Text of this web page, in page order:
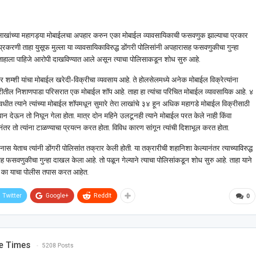
महागड्या मोबाईलचा अपहार करुन एका मोबाईल व्यावसायिकाची फसवणुक झाल्याचा प्रकार
ताहा युसूफ मुल्ला या व्यावसायिकाविरुद्ध डोंगरी पोलिसांनी अपहारासह फसवणुकीचा गुन्हा
पाहिजे आरोपी दाखविण्यात आले असून त्याचा पोलिसाकडून शोध सुरु आहे.
यांचा मोबाईल खरेदी-विक्रीचा व्यवसाय आहे. ते होलसेलमध्ये अनेक मोबाईल विक्रेत्यांना
निशाणपाडा परिसरात एक मोबाईल शॉप आहे. ताहा हा त्यांचा परिचित मोबाईल व्यावसायिक आहे. ४
त्याने त्यांच्या मोबाईल शॉपमधून सुमारे तेरा लाखांचे ३४ हून अधिक महागडे मोबाईल विक्रीसाठी
देऊन तो निघून गेला होता. मात्र दोन महिने उलटूनही त्याने मोबाईल परत केले नाही किंवा
तो त्यांना टाळण्याचा प्रयत्न करत होता. विविध कारण सांगून त्यांची दिशाभूल करत होता.
त्यांनी डोंगरी पोलिसांत तक्रार केली होती. या तक्रारीची शहानिशा केल्यानंतर त्याच्याविरुद्ध
फसवणुकीचा गुन्हा दाखल केला आहे. तो पळून गेल्याने त्याचा पोलिसांकडून शोध सुरु आहे. ताहा याने
याचा पोलीस तपास करत आहेत.
0
Twitter Google+ ReddIt
Times 5208 Posts